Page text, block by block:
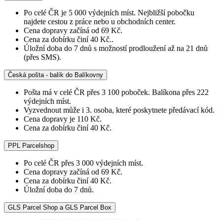
Po celé ČR je 5 000 výdejních míst. Nejbližší pobočku
najdete cestou z práce nebo u obchodních center.
Cena dopravy začíná od 69 Kč.
Cena za dobírku činí 40 Kč..
Úložní doba do 7 dnů s možností prodloužení až na 21 dnů
(přes SMS).
Česká pošta - balík do Balíkovny
Pošta má v celé ČR přes 3 100 poboček. Balíkona přes 222
výdejních míst.
Vyzvednout může i 3. osoba, které poskytnete předávací kód.
Cena dopravy je 110 Kč.
Cena za dobírku činí 40 Kč.
PPL Parcelshop
Po celé ČR přes 3 000 výdejních míst.
Cena dopravy začíná od 69 Kč.
Cena za dobírku činí 40 Kč.
Úložní doba do 7 dnů.
GLS Parcel Shop a GLS Parcel Box